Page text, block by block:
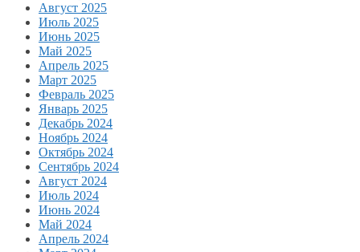
Август 2025
Июль 2025
Июнь 2025
Май 2025
Апрель 2025
Март 2025
Февраль 2025
Январь 2025
Декабрь 2024
Ноябрь 2024
Октябрь 2024
Сентябрь 2024
Август 2024
Июль 2024
Июнь 2024
Май 2024
Апрель 2024